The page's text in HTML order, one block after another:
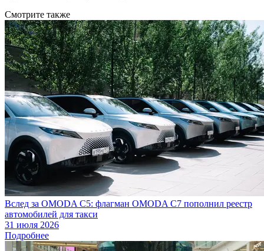
Смотрите также
Вслед за OMODA C5: флагман OMODA C7 пополнил реестр
автомобилей для такси
31 июля 2026
Подробнее